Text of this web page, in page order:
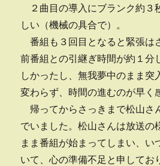
２曲目の導入にブランク約３
しい（機械の具合で）。
番組も３回目となると緊張は
前番組との引継ぎ時間が約１分
しかったし、無我夢中のまま突
変わらず、時間の進むのが早く
帰ってからさっきまで松山さ
でいました。松山さんは放送の
まま番組が始まってしまい、い
いて、心の準備不足と申してお